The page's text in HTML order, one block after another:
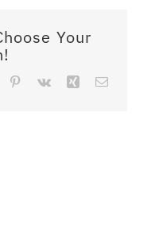
Your
Pinterest
Vk Xing Email